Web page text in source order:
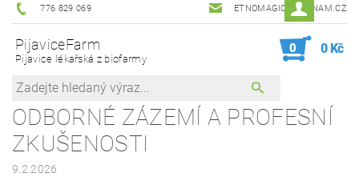
776 829 069 ETNOMAGIC@SEZNAM.CZ
PijaviceFarm
Pijavice lékařská z biofarmy
0 0 Kč
ODBORNÉ ZÁZEMÍ A PROFESNÍ
ZKUŠENOSTI
9.2.2026